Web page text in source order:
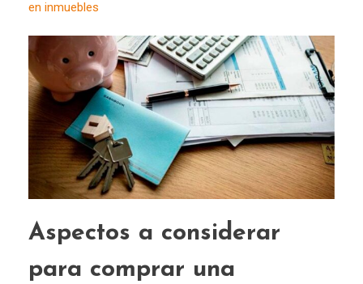
en inmuebles
Aspectos a considerar
para comprar una